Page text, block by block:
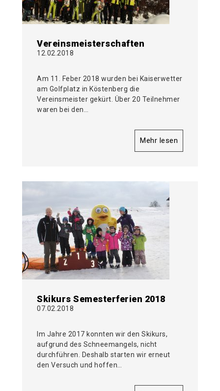
Vereinsmeisterschaften
12.02.2018
Am 11. Feber 2018 wurden bei Kaiserwetter
am Golfplatz in Köstenberg die
Vereinsmeister gekürt. Über 20 Teilnehmer
waren bei den…
Mehr lesen
Skikurs Semesterferien 2018
07.02.2018
Im Jahre 2017 konnten wir den Skikurs,
aufgrund des Schneemangels, nicht
durchführen. Deshalb starten wir erneut
den Versuch und hoffen…